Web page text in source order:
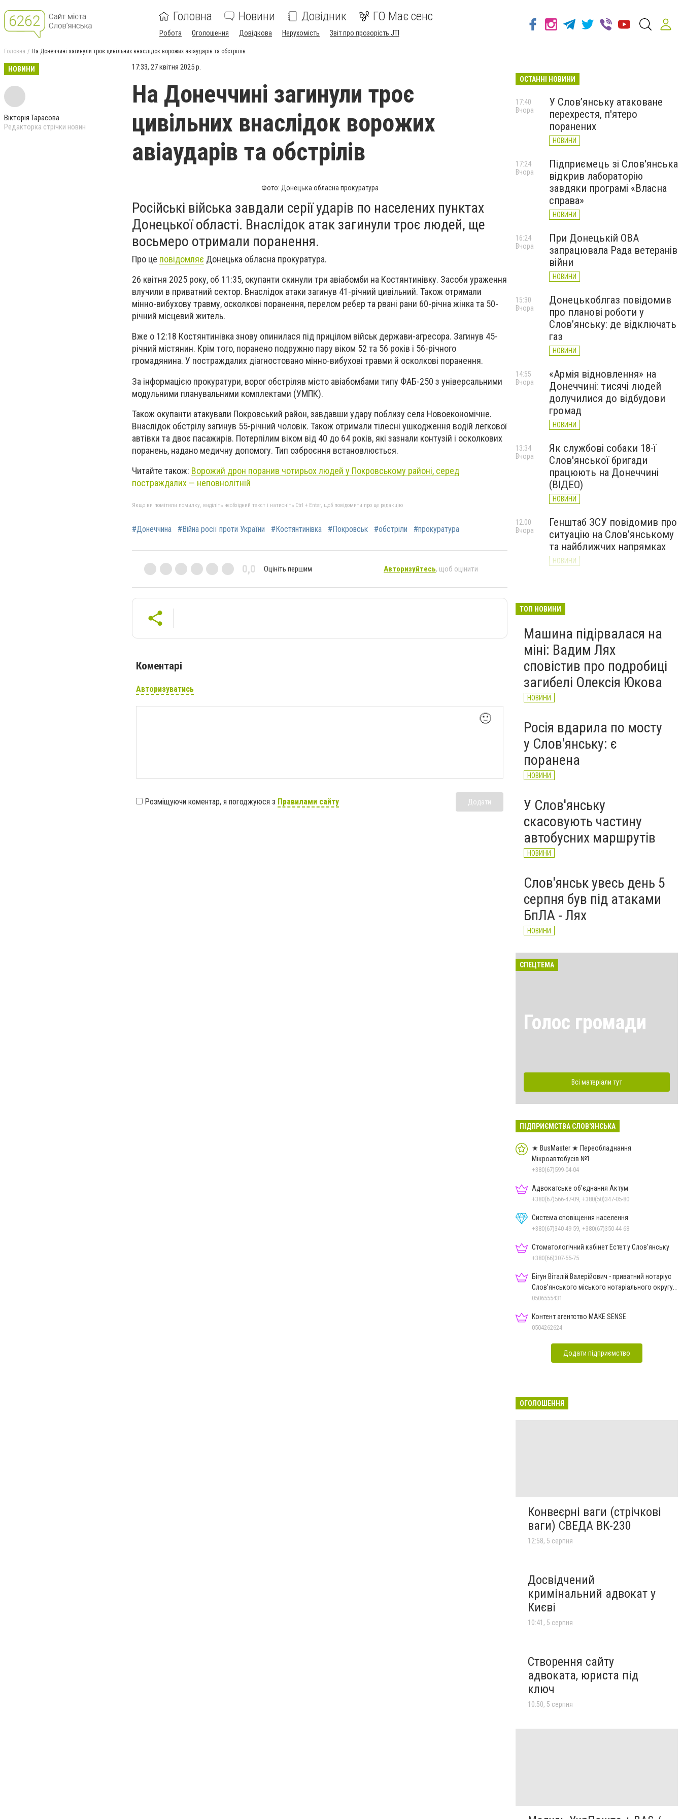
Головна Новини Довідник ГО Має сенс
Робота Оголошення Довідкова Нерухомість Звіт про прозорість JTI
Головна На Донеччині загинули троє цивільних внаслідок ворожих авіаударів та обстрілів
НОВИНИ
Вікторія Тарасова
Редакторка стрічки новин
17:33, 27 квітня 2025 р.
На Донеччині загинули троє
цивільних внаслідок ворожих
авіаударів та обстрілів
Фото: Донецька обласна прокуратура
Російські війська завдали серії ударів по населених пунктах
Донецької області. Внаслідок атак загинули троє людей, ще
восьмеро отримали поранення.
Про це повідомляє Донецька обласна прокуратура.
26 квітня 2025 року, об 11:35, окупанти скинули три авіабомби на Костянтинівку. Засоби ураження
влучили в приватний сектор. Внаслідок атаки загинув 41-річний цивільний. Також отримали
мінно-вибухову травму, осколкові поранення, перелом ребер та рвані рани 60-річна жінка та 50-
річний місцевий житель.
Вже о 12:18 Костянтинівка знову опинилася під прицілом військ держави-агресора. Загинув 45-
річний містянин. Крім того, поранено подружню пару віком 52 та 56 років і 56-річного
громадянина. У постраждалих діагностовано мінно-вибухові травми й осколкові поранення.
За інформацією прокуратури, ворог обстріляв місто авіабомбами типу ФАБ-250 з універсальними
модульними планувальними комплектами (УМПК).
Також окупанти атакували Покровський район, завдавши удару поблизу села Новоекономічне.
Внаслідок обстрілу загинув 55-річний чоловік. Також отримали тілесні ушкодження водій легкової
автівки та двоє пасажирів. Потерпілим віком від 40 до 64 років, які зазнали контузій і осколкових
поранень, надано медичну допомогу. Тип озброєння встановлюється.
Читайте також: Ворожий дрон поранив чотирьох людей у Покровському районі, серед
постраждалих — неповнолітній
Якщо ви помітили помилку, виділіть необхідний текст і натисніть Ctrl + Enter, щоб повідомити про це редакцію
#Донеччина #Війна росії проти України #Костянтинівка #Покровськ #обстріли #прокуратура
0,0 Оцініть першим Авторизуйтесь, щоб оцінити
Коментарі
Авторизуватись
🙂
Розміщуючи коментар, я погоджуюся з Правилами сайту Додати
ОСТАННІ НОВИНИ
У Слов’янську атаковане
перехрестя, п'ятеро
поранених
НОВИНИ
17:40
Вчора
Підприємець зі Слов'янська
відкрив лабораторію
завдяки програмі «Власна
справа»
НОВИНИ
17:24
Вчора
При Донецькій ОВА
запрацювала Рада ветеранів
війни
НОВИНИ
16:24
Вчора
Донецькоблгаз повідомив
про планові роботи у
Слов’янську: де відключать
газ
НОВИНИ
15:30
Вчора
«Армія відновлення» на
Донеччині: тисячі людей
долучилися до відбудови
громад
НОВИНИ
14:55
Вчора
Як службові собаки 18-ї
Слов'янської бригади
працюють на Донеччині
(ВІДЕО)
НОВИНИ
13:34
Вчора
Генштаб ЗСУ повідомив про
ситуацію на Слов’янському
та найближчих напрямках
НОВИНИ
12:00
Вчора
великої війни: 7 серпня
ТОП НОВИНИ
Машина підірвалася на
міні: Вадим Лях
сповістив про подробиці
загибелі Олексія Юкова
НОВИНИ
Росія вдарила по мосту
у Слов'янську: є
поранена
НОВИНИ
У Слов'янську
скасовують частину
автобусних маршрутів
НОВИНИ
Слов'янськ увесь день 5
серпня був під атаками
БпЛА - Лях
НОВИНИ
СПЕЦТЕМА
Голос громади
Всі матеріали тут
ПІДПРИЄМСТВА СЛОВ'ЯНСЬКА
★ BusMaster ★ Переобладнання
Мікроавтобусів №1
+380(67)599-04-04
Адвокатське об'єднання Актум
+380(67)566-47-09, +380(50)347-05-80
Система сповіщення населення
+380(67)340-49-59, +380(67)350-44-68
Стоматологічний кабінет Естет у Слов'янську
+380(66)307-55-75
Бігун Віталій Валерійович - приватний нотаріус
Слов'янського міського нотаріального округу
Дон.обл.
0506555431
Контент агентство MAKE SENSE
0504262624
Додати підприємство
ОГОЛОШЕННЯ
Конвеєрні ваги (стрічкові
ваги) СВЕДА ВК-230
12:58, 5 серпня
Досвідчений
кримінальний адвокат у
Києві
10:41, 5 серпня
Створення сайту
адвоката, юриста під
ключ
10:50, 5 серпня